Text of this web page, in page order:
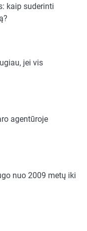
kaip suderinti
jei vis
agentūroje
nuo 2009 metų iki